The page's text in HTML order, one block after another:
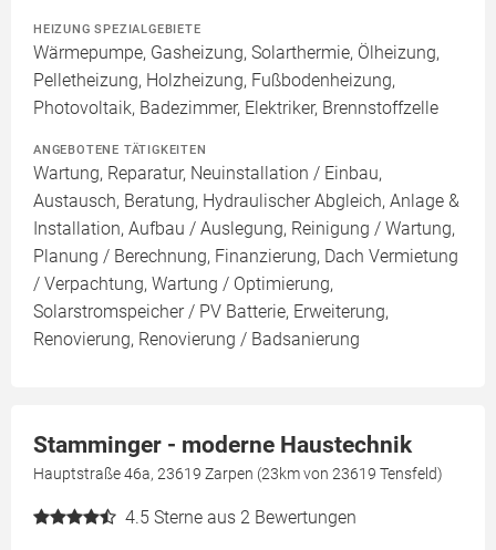
HEIZUNG SPEZIALGEBIETE
Wärmepumpe, Gasheizung, Solarthermie, Ölheizung,
Pelletheizung, Holzheizung, Fußbodenheizung,
Photovoltaik, Badezimmer, Elektriker, Brennstoffzelle
ANGEBOTENE TÄTIGKEITEN
Wartung, Reparatur, Neuinstallation / Einbau,
Austausch, Beratung, Hydraulischer Abgleich, Anlage &
Installation, Aufbau / Auslegung, Reinigung / Wartung,
Planung / Berechnung, Finanzierung, Dach Vermietung
/ Verpachtung, Wartung / Optimierung,
Solarstromspeicher / PV Batterie, Erweiterung,
Renovierung, Renovierung / Badsanierung
Stamminger - moderne Haustechnik
Hauptstraße 46a, 23619 Zarpen (23km von 23619 Tensfeld)
4.5 Sterne aus 2 Bewertungen